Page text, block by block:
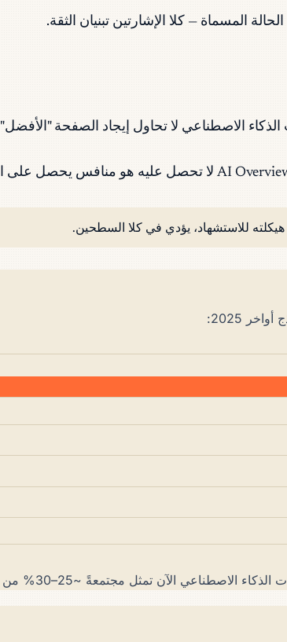
المسماة — كلا الإشارتين تبنيان الثقة.
2025:
من توجيه الاستعلامات التجارية عالية النية._